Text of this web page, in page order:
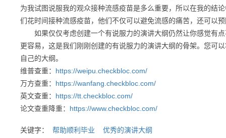
为我试图说服我的观众接种流感疫苗是多么重要，所以在我的结
们花时间接种流感疫苗，他们不仅可以避免流感的痛苦，还可以
如果仅仅考虑创建一个有说服力的演讲大纲仍然让你感觉有点
更容易，这是我们刚刚创建的有说服力的演讲大纲的骨架。您可
自己的大纲。
维普查重： https://weipu.checkbloc.com/
万方查重： https://wanfang.checkbloc.com/
英文查重： https://tt.checkbloc.com/
论文查重降重： https://www.checkbloc.com/
关键字： 帮助顺利毕业 优秀的演讲大纲